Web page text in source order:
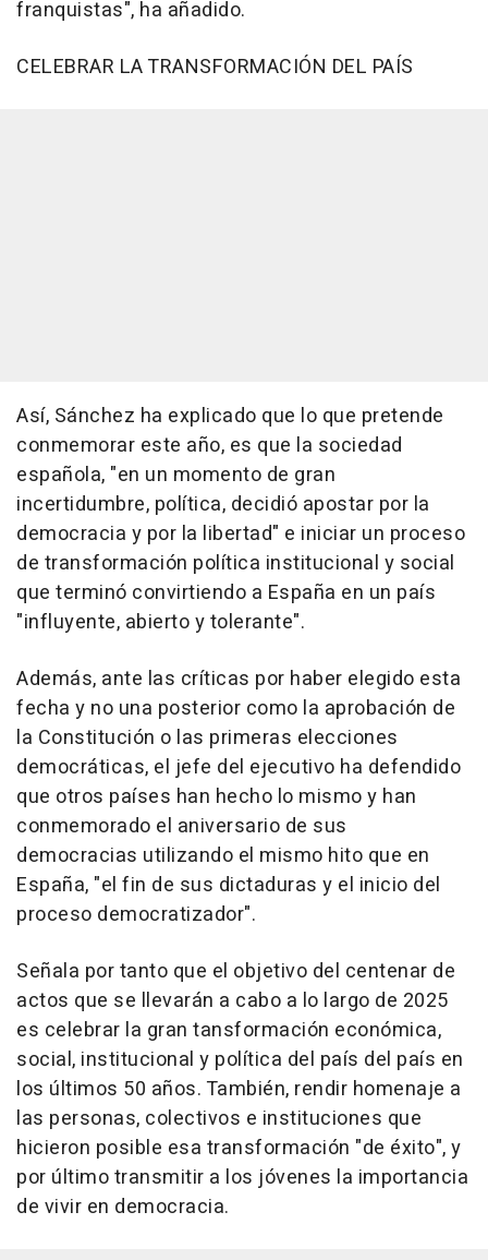
franquistas", ha añadido.
CELEBRAR LA TRANSFORMACIÓN DEL PAÍS
Así, Sánchez ha explicado que lo que pretende
conmemorar este año, es que la sociedad
española, "en un momento de gran
incertidumbre, política, decidió apostar por la
democracia y por la libertad" e iniciar un proceso
de transformación política institucional y social
que terminó convirtiendo a España en un país
"influyente, abierto y tolerante".
Además, ante las críticas por haber elegido esta
fecha y no una posterior como la aprobación de
la Constitución o las primeras elecciones
democráticas, el jefe del ejecutivo ha defendido
que otros países han hecho lo mismo y han
conmemorado el aniversario de sus
democracias utilizando el mismo hito que en
España, "el fin de sus dictaduras y el inicio del
proceso democratizador".
Señala por tanto que el objetivo del centenar de
actos que se llevarán a cabo a lo largo de 2025
es celebrar la gran tansformación económica,
social, institucional y política del país del país en
los últimos 50 años. También, rendir homenaje a
las personas, colectivos e instituciones que
hicieron posible esa transformación "de éxito", y
por último transmitir a los jóvenes la importancia
de vivir en democracia.